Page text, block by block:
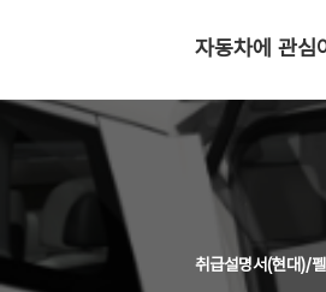
취급설명서(현대)/